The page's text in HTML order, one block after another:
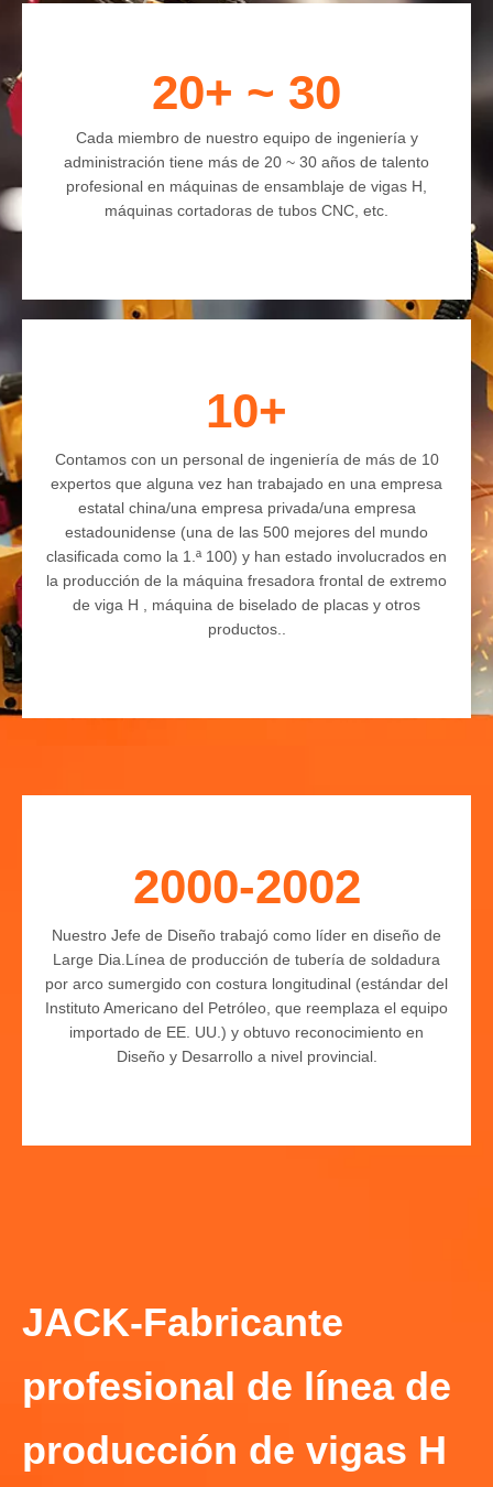
20+ ~ 30
Cada miembro de nuestro equipo de ingeniería y
administración tiene más de 20 ~ 30 años de talento
profesional en máquinas de ensamblaje de vigas H,
máquinas cortadoras de tubos CNC, etc.
10+
Contamos con un personal de ingeniería de más de 10
expertos que alguna vez han trabajado en una empresa
estatal china/una empresa privada/una empresa
estadounidense (una de las 500 mejores del mundo
clasificada como la 1.ª 100) y han estado involucrados en
la producción de la máquina fresadora frontal de extremo
de viga H , máquina de biselado de placas y otros
productos..
2000-2002
Nuestro Jefe de Diseño trabajó como líder en diseño de
Large Dia.Línea de producción de tubería de soldadura
por arco sumergido con costura longitudinal (estándar del
Instituto Americano del Petróleo, que reemplaza el equipo
importado de EE. UU.) y obtuvo reconocimiento en
Diseño y Desarrollo a nivel provincial.
JACK-Fabricante
profesional de línea de
producción de vigas H